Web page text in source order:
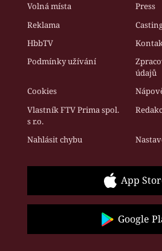
Volná místa
Press
Reklama
HbbTV
Podmínky užívání
údajů
Cookies
Vlastník FTV Prima spol.
s r.o.
Nahlásit chybu
App
Google